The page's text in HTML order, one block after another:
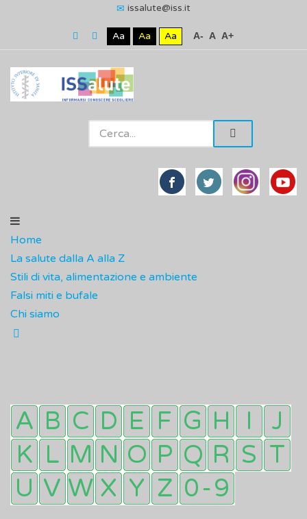
issalute@iss.it
Aa Aa Aa A- A A+
Home
La salute dalla A alla Z
Stili di vita, alimentazione e ambiente
Falsi miti e bufale
Chi siamo